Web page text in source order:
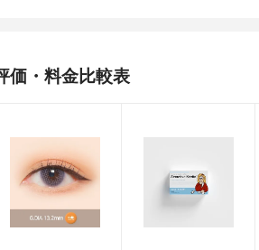
価・料金比較表